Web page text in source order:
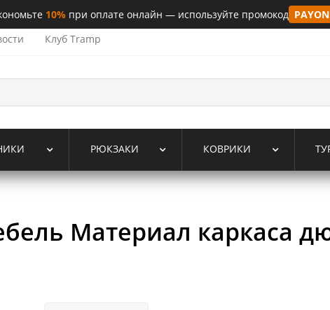
10%при оплате онлайн — используйте промокод
Клуб Tramp
РЮКЗАКИ КОВРИКИ
Материал каркаса